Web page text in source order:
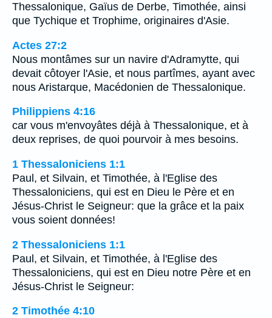
Thessalonique, Gaïus de Derbe, Timothée, ainsi
que Tychique et Trophime, originaires d'Asie.
Actes 27:2
Nous montâmes sur un navire d'Adramytte, qui
devait côtoyer l'Asie, et nous partîmes, ayant avec
nous Aristarque, Macédonien de Thessalonique.
Philippiens 4:16
car vous m'envoyâtes déjà à Thessalonique, et à
deux reprises, de quoi pourvoir à mes besoins.
1 Thessaloniciens 1:1
Paul, et Silvain, et Timothée, à l'Eglise des
Thessaloniciens, qui est en Dieu le Père et en
Jésus-Christ le Seigneur: que la grâce et la paix
vous soient données!
2 Thessaloniciens 1:1
Paul, et Silvain, et Timothée, à l'Eglise des
Thessaloniciens, qui est en Dieu notre Père et en
Jésus-Christ le Seigneur:
2 Timothée 4:10